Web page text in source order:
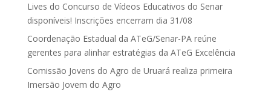
Lives do Concurso de Vídeos Educativos do Senar
disponíveis! Inscrições encerram dia 31/08
Coordenação Estadual da ATeG/Senar-PA reúne
gerentes para alinhar estratégias da ATeG Excelência
Comissão Jovens do Agro de Uruará realiza primeira
Imersão Jovem do Agro